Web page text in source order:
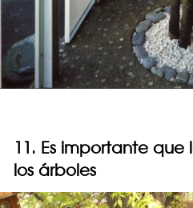
11. Es importante que
los árboles